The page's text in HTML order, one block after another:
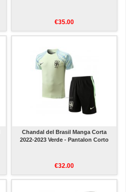
€35.00
Chandal del Brasil Manga Corta
2022-2023 Verde - Pantalon Corto
€32.00